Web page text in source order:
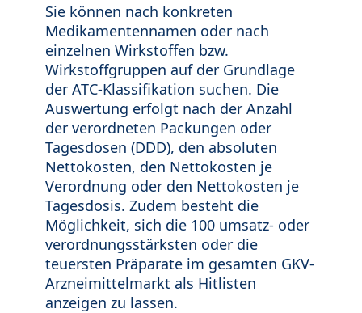
Sie können nach konkreten
Medikamentennamen oder nach
einzelnen Wirkstoffen bzw.
Wirkstoffgruppen auf der Grundlage
der ATC-Klassifikation suchen. Die
Auswertung erfolgt nach der Anzahl
der verordneten Packungen oder
Tagesdosen (DDD), den absoluten
Nettokosten, den Nettokosten je
Verordnung oder den Nettokosten je
Tagesdosis. Zudem besteht die
Möglichkeit, sich die 100 umsatz- oder
verordnungsstärksten oder die
teuersten Präparate im gesamten GKV-
Arzneimittelmarkt als Hitlisten
anzeigen zu lassen.